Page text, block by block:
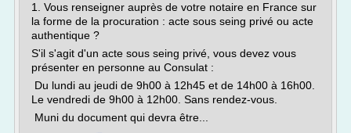
1. Vous renseigner auprès de votre notaire en France sur
la forme de la procuration : acte sous seing privé ou acte
authentique ?
S'il s'agit d'un acte sous seing privé, vous devez vous
présenter en personne au Consulat :
Du lundi au jeudi de 9h00 à 12h45 et de 14h00 à 16h00.
Le vendredi de 9h00 à 12h00. Sans rendez-vous.
Muni du document qui devra être...